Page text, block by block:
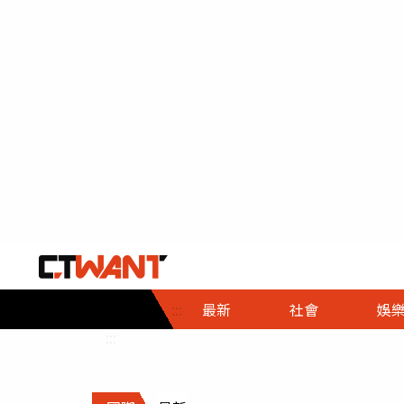
::: 最新 社會
社會首頁
時事
調查
娛樂
娛樂首頁
即時
財經首頁
熱線
政